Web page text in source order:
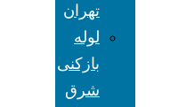
تهران
لوله
بازکنی
شرق